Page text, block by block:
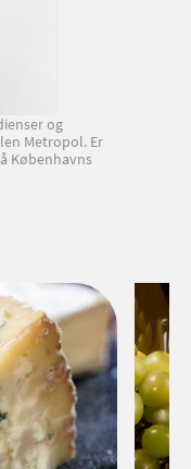
og
Metropol. Er
Københavns